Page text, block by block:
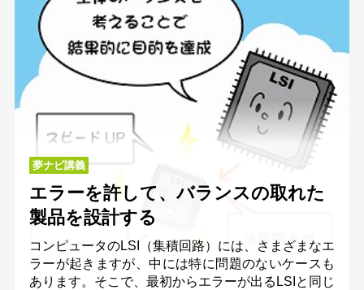
夢ナビ講義
エラーを許して、バランスの取れた
製品を設計する
コンピュータのLSI（集積回路）には、さまざまなエ
ラーが起きますが、中には特に問題のないケースも
あります。そこで、最初からエラーが出るLSIと同じ